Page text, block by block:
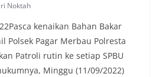
disampaikan dalam kegiatan
imbauan kepada warga untuk
tiang, sebagai bentuk
dan rasa cinta tanah air
HUT Kemerdekaan RI.
Noktah
kenaikan Bahan Bakar
Polsek Pagar Merbau Polresta
Patroli rutin ke setiap SPBU
Minggu (11/09/2022)